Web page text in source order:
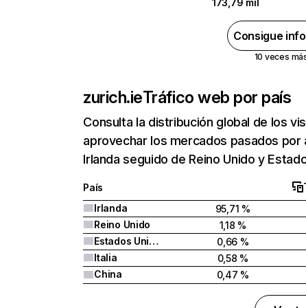
173,79 mil
Consigue
10 veces
zurich.ieTráfico web por país
Consulta la distribución global de los
aprovechar los mercados pasados por
Irlanda seguido de Reino Unido y
País
Irlanda
95,71 %
Reino Unido
1,18 %
Estados Unidos
0,66 %
Italia
0,58 %
China
0,47 %